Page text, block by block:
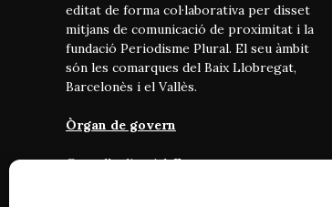
editat de forma col·laborativa per disset
mitjans de comunicació de proximitat i la
fundació Periodisme Plural. El seu àmbit
són les comarques del Baix Llobregat,
Barcelonès i el Vallès.
Òrgan de govern
Consell editorial: Format per